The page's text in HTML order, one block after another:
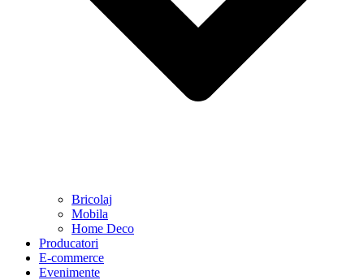
Bricolaj
Mobila
Home Deco
Producatori
E-commerce
Evenimente